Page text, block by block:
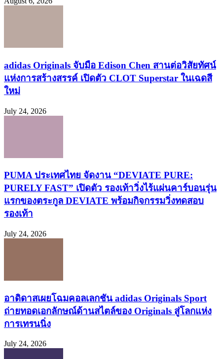
adidas Originals จับมือ Edison Chen สานต่อวิสัยทัศน์
แห่งการสร้างสรรค์ เปิดตัว CLOT Superstar ในเฉดสี
ใหม่
July 24, 2026
PUMA ประเทศไทย จัดงาน “DEVIATE PURE:
PURELY FAST” เปิดตัว รองเท้าวิ่งไร้แผ่นคาร์บอนรุ่น
แรกของตระกูล DEVIATE พร้อมกิจกรรมวิ่งทดสอบ
รองเท้า
July 24, 2026
อาดิดาสเผยโฉมคอลเลกชัน adidas Originals Sport
ถ่ายทอดเอกลักษณ์ด้านสไตล์ของ Originals สู่โลกแห่ง
การเทรนนิ่ง
July 24, 2026